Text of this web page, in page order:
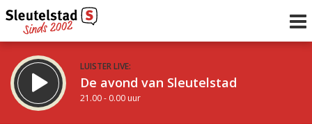
LUISTER LIVE:
De avond van Sleutelstad
21.00 - 0.00 uur